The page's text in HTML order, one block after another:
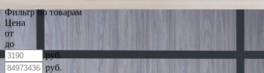
Фильтр по товарам
Цена
от
до
руб.
руб.